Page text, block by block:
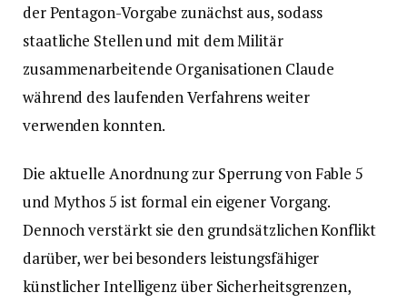
der Pentagon-Vorgabe zunächst aus, sodass
staatliche Stellen und mit dem Militär
zusammenarbeitende Organisationen Claude
während des laufenden Verfahrens weiter
verwenden konnten.
Die aktuelle Anordnung zur Sperrung von Fable 5
und Mythos 5 ist formal ein eigener Vorgang.
Dennoch verstärkt sie den grundsätzlichen Konflikt
darüber, wer bei besonders leistungsfähiger
künstlicher Intelligenz über Sicherheitsgrenzen,